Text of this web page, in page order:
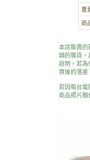
重
商
本店販賣的
類的雜貨，
說明。若為
買後的落差
若因每台電
商品照片顏